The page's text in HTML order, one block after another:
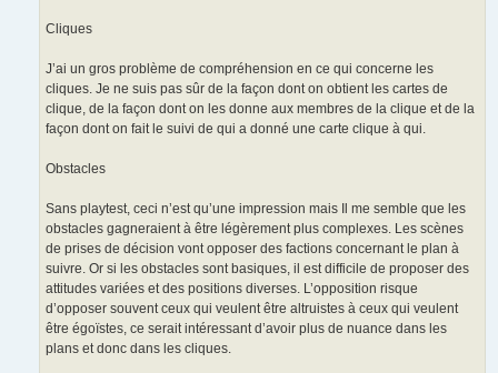
Cliques
J’ai un gros problème de compréhension en ce qui concerne les
cliques. Je ne suis pas sûr de la façon dont on obtient les cartes de
clique, de la façon dont on les donne aux membres de la clique et de la
façon dont on fait le suivi de qui a donné une carte clique à qui.
Obstacles
Sans playtest, ceci n’est qu’une impression mais Il me semble que les
obstacles gagneraient à être légèrement plus complexes. Les scènes
de prises de décision vont opposer des factions concernant le plan à
suivre. Or si les obstacles sont basiques, il est difficile de proposer des
attitudes variées et des positions diverses. L’opposition risque
d’opposer souvent ceux qui veulent être altruistes à ceux qui veulent
être égoïstes, ce serait intéressant d’avoir plus de nuance dans les
plans et donc dans les cliques.